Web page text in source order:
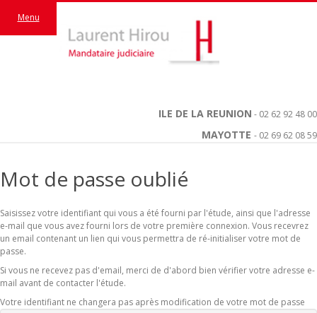
ILE DE LA REUNION - 02 62 92 48 00
MAYOTTE - 02 69 62 08 59
Menu
Mot de passe oublié
Saisissez votre identifiant qui vous a été fourni par l'étude, ainsi que l'adresse
e-mail que vous avez fourni lors de votre première connexion. Vous recevrez
un email contenant un lien qui vous permettra de ré-initialiser votre mot de
passe.
Si vous ne recevez pas d'email, merci de d'abord bien vérifier votre adresse e-
mail avant de contacter l'étude.
Votre identifiant ne changera pas après modification de votre mot de passe